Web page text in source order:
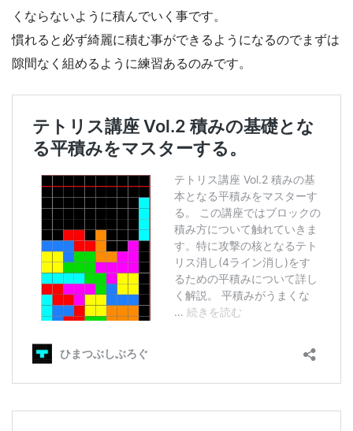
くならないように積んでいく事です。
慣れると必ず綺麗に積む事ができるようになるのでまずは
隙間なく組めるように練習あるのみです。